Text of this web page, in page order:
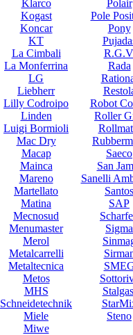
Klarco
Kogast
Koncar
KT
La Cimbali
La Monferrina
LG
Liebherr
Lilly Codroipo
Linden
Luigi Bormioli
Mac Dry
Macap
Mainca
Mareno
Martellato
Matina
Mecnosud
Menumaster
Merol
Metalcarrelli
Metaltecnica
Metos
MHS
Schneidetechnik
Miele
Miwe
Polair
Pole
Pony
Rada
Robot
Roller
Saeco
San
Sanelli
Santos
SAP
Sigma
Steno